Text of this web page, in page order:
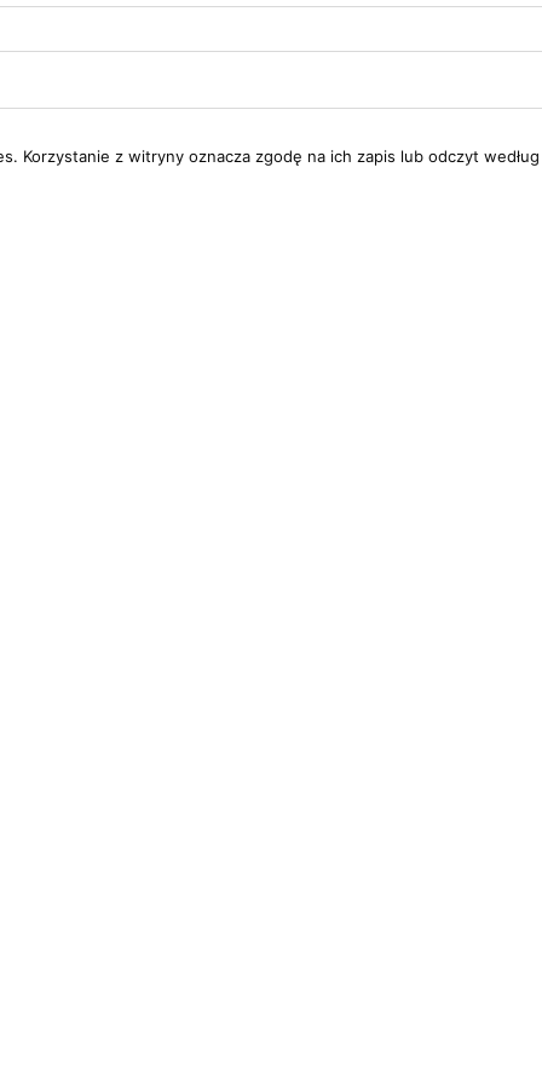
Korzystanie z witryny oznacza zgodę na ich zapis lub odczyt